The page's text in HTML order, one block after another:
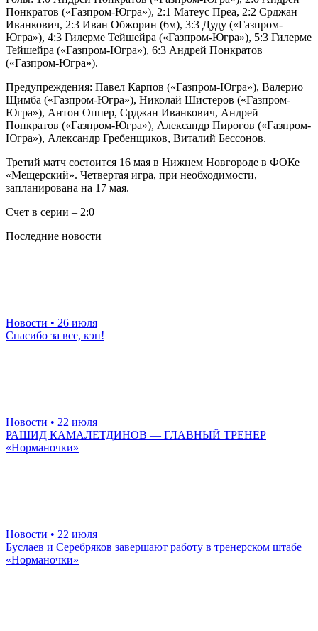
Понкратов («Газпром-Югра»), 2:1 Матеус Преа, 2:2 Срджан
Иванкович, 2:3 Иван Обжорин (6м), 3:3 Дуду («Газпром-
Югра»), 4:3 Гилерме Тейшейра («Газпром-Югра»), 5:3 Гилерме
Тейшейра («Газпром-Югра»), 6:3 Андрей Понкратов
(«Газпром-Югра»).
Предупреждения: Павел Карпов («Газпром-Югра»), Валерио
Щимба («Газпром-Югра»), Николай Шистеров («Газпром-
Югра»), Антон Оппер, Срджан Иванкович, Андрей
Понкратов («Газпром-Югра»), Александр Пирогов («Газпром-
Югра»), Александр Гребенщиков, Виталий Бессонов.
Третий матч состоится 16 мая в Нижнем Новгороде в ФОКе
«Мещерский». Четвертая игра, при необходимости,
запланирована на 17 мая.
Счет в серии – 2:0
Последние новости
Новости • 26 июля
Спасибо за все, кэп!
Новости • 22 июля
РАШИД КАМАЛЕТДИНОВ — ГЛАВНЫЙ ТРЕНЕР
«Норманочки»
Новости • 22 июля
Буслаев и Серебряков завершают работу в тренерском штабе
«Норманочки»